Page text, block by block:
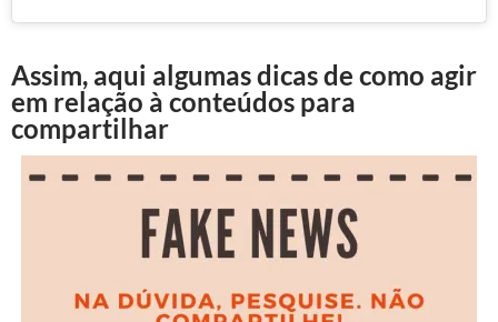
Assim, aqui algumas dicas de como agir
em relação à conteúdos para
compartilhar